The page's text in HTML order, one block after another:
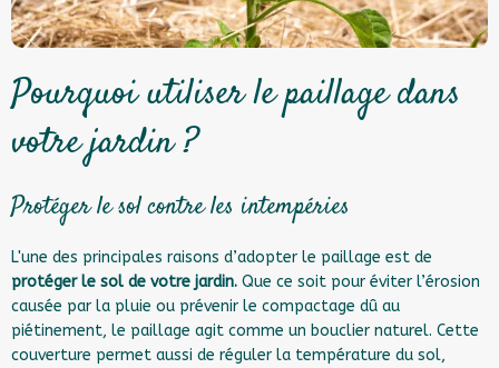
Pourquoi utiliser le paillage dans
votre jardin ?
Protéger le sol contre les intempéries
L'une des principales raisons d’adopter le paillage est de
protéger le sol de votre jardin. Que ce soit pour éviter l’érosion
causée par la pluie ou prévenir le compactage dû au
piétinement, le paillage agit comme un bouclier naturel. Cette
couverture permet aussi de réguler la température du sol,